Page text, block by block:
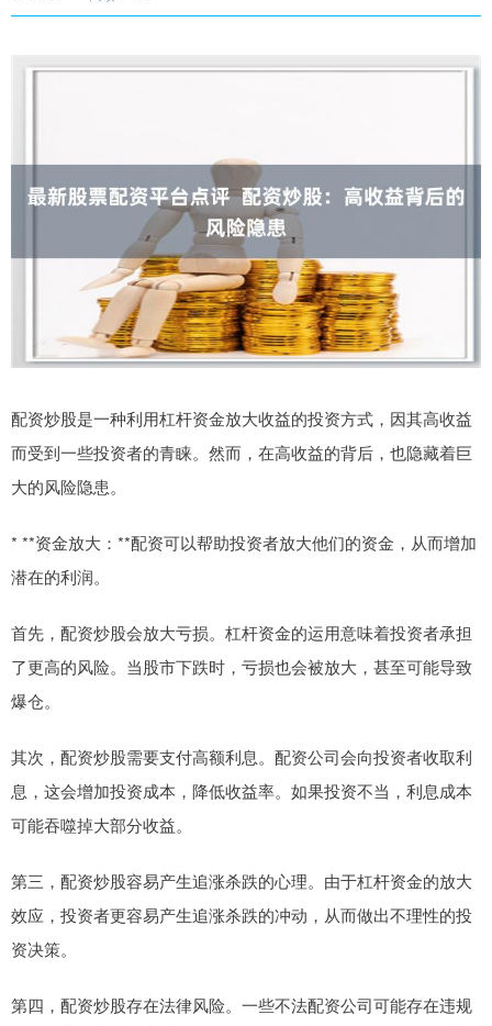
配资炒股是一种利用杠杆资金放大收益的投资方式，因其高收益
而受到一些投资者的青睐。然而，在高收益的背后，也隐藏着巨
大的风险隐患。
* **资金放大：**配资可以帮助投资者放大他们的资金，从而增加
潜在的利润。
首先，配资炒股会放大亏损。杠杆资金的运用意味着投资者承担
了更高的风险。当股市下跌时，亏损也会被放大，甚至可能导致
爆仓。
其次，配资炒股需要支付高额利息。配资公司会向投资者收取利
息，这会增加投资成本，降低收益率。如果投资不当，利息成本
可能吞噬掉大部分收益。
第三，配资炒股容易产生追涨杀跌的心理。由于杠杆资金的放大
效应，投资者更容易产生追涨杀跌的冲动，从而做出不理性的投
资决策。
第四，配资炒股存在法律风险。一些不法配资公司可能存在违规